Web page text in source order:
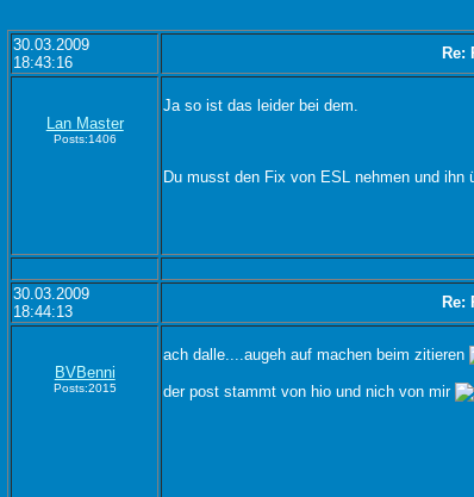
30.03.2009
18:43:16
Re:
Lan Master
Posts:1406
Ja so ist das leider bei dem.
Du musst den Fix von ESL nehmen und ihn
30.03.2009
18:44:13
Re:
BVBenni
Posts:2015
ach dalle....augeh auf machen beim zitieren
der post stammt von hio und nich von mir